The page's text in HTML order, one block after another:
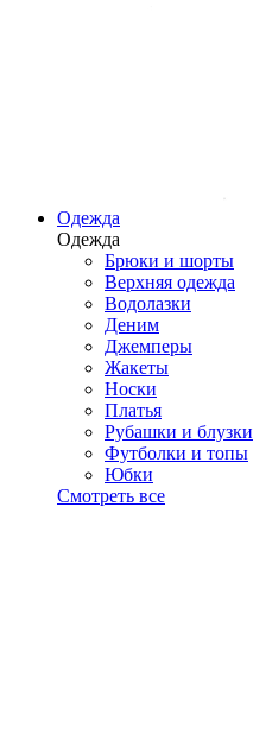
Одежда
Одежда
Брюки и шорты
Верхняя одежда
Водолазки
Деним
Джемперы
Жакеты
Носки
Платья
Рубашки и блузки
Футболки и топы
Юбки
Смотреть все